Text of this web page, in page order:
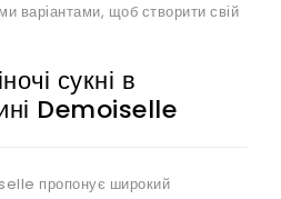
варіантами, щоб створити свій
сукні в
Demoiselle
пропонує широкий